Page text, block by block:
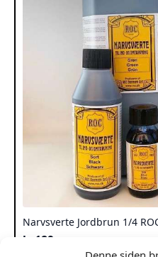
Narvsverte Jordbrun 1/4
kr 189